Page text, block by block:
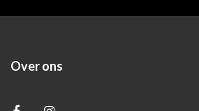
Over ons